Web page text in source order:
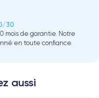
30
mois de garantie. Notre
en toute confiance.
aussi